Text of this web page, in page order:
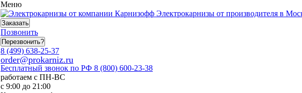
Меню
Электрокарнизы от производителя в
Заказать
Позвонить
Перезвонить?
8 (499) 638-25-37
order@prokarniz.ru
Бесплатный звонок по РФ 8 (800) 600-23-38
работаем с ПН-ВС
с 9:00 до 21:00